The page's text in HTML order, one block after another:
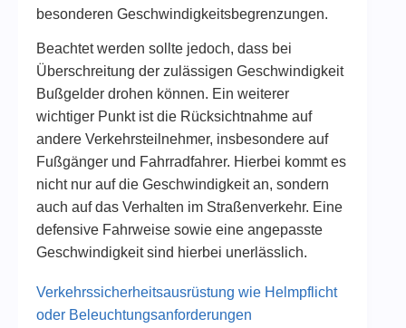
besonderen Geschwindigkeitsbegrenzungen.
Beachtet werden sollte jedoch, dass bei
Überschreitung der zulässigen Geschwindigkeit
Bußgelder drohen können. Ein weiterer
wichtiger Punkt ist die Rücksichtnahme auf
andere Verkehrsteilnehmer, insbesondere auf
Fußgänger und Fahrradfahrer. Hierbei kommt es
nicht nur auf die Geschwindigkeit an, sondern
auch auf das Verhalten im Straßenverkehr. Eine
defensive Fahrweise sowie eine angepasste
Geschwindigkeit sind hierbei unerlässlich.
Verkehrssicherheitsausrüstung wie Helmpflicht
oder Beleuchtungsanforderungen